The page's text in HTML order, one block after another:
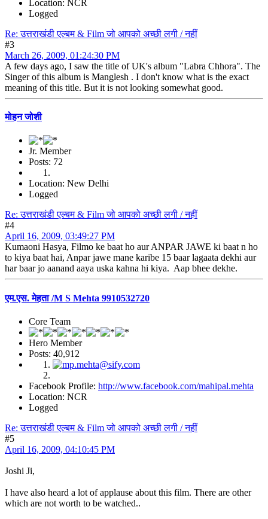
Location: NCR
Logged
Re: उत्तराखंडी एल्बम & Film जो आपको अच्छी लगी / नहीं
#3
March 26, 2009, 01:24:30 PM
A few days ago, I saw the title of UK's album "Labra Chhora". The
Singer of this album is Manglesh . I don't know what is the exact
meaning of this title. But it is not looking somewhat good.
मोहन जोशी
Jr. Member
Posts: 72
Location: New Delhi
Logged
Re: उत्तराखंडी एल्बम & Film जो आपको अच्छी लगी / नहीं
#4
April 16, 2009, 03:49:27 PM
Kumaoni Hasya, Filmo ke baat ho aur ANPAR JAWE ki baat n ho
to kiya baat hai, Anpar jawe mane karibe 15 baar lagaata dekhi aur
har baar jo aanand aaya uska kahna hi kiya. Aap bhee dekhe.
एम.एस. मेहता /M S Mehta 9910532720
Core Team
Hero Member
Posts: 40,912
Facebook Profile: http://www.facebook.com/mahipal.mehta
Location: NCR
Logged
Re: उत्तराखंडी एल्बम & Film जो आपको अच्छी लगी / नहीं
#5
April 16, 2009, 04:10:45 PM
Joshi Ji,
I have also heard a lot of applause about this film. There are other
which are not worth to be watched..